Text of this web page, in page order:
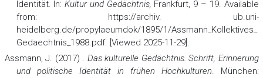
Identität. In:Kultur und Gedächtnis, Frankfurt, 9 – 19. Available
from: https://archiv. ub.uni-
heidelberg.de/propylaeumdok/1895/1/Assmann_Kollektives_
Gedaechtnis_1988.pdf. [Viewed 2025-11-29].
Assmann, J. (2017) . Das kulturelle Gedächtnis. Schrift, Erinnerung
und politische Identität in frühen Hochkulturen. München: